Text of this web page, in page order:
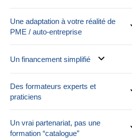
Une adaptation à votre réalité de
PME / auto-entreprise
Un financement simplifié
Des formateurs experts et
praticiens
Un vrai partenariat, pas une
formation “catalogue”